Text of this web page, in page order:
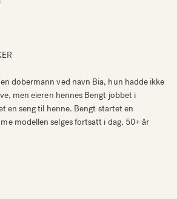
dobermann ved navn Bia, hun hadde ikke
men eieren hennes Bengt jobbet i
en seng til henne. Bengt startet en
modellen selges fortsatt i dag, 50+ år